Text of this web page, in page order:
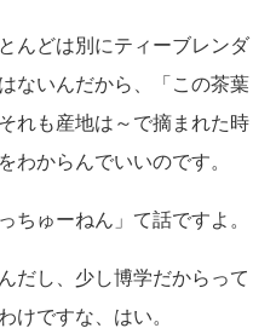
んどは別にティーブレンダ
ないんだから、「この茶葉
れも産地は～で摘まれた時
わからんでいいのです。
ちゅーねん」て話ですよ。
だし、少し博学だからって
けですな、はい。